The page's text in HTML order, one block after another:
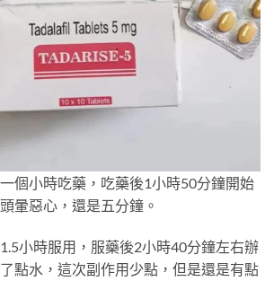
個小時吃藥，吃藥後1小時50分鐘開始
暈惡心，還是五分鐘。
小時服用，服藥後2小時40分鐘左右辦
點水，這次副作用少點，但是還是有點